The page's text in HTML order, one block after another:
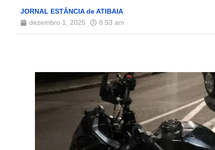
JORNAL ESTÂNCIA de ATIBAIA
dezembro 1, 2025
8:53 am